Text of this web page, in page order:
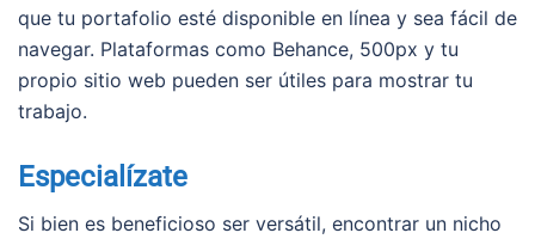
que tu portafolio esté disponible en línea y sea fácil de
navegar. Plataformas como Behance, 500px y tu
propio sitio web pueden ser útiles para mostrar tu
trabajo.
Especialízate
Si bien es beneficioso ser versátil, encontrar un nicho